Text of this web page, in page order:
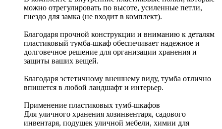
можно отрегулировать по высоте, усиленные петли,
гнездо для замка (не входит в комплект).
Благодаря прочной конструкции и вниманию к деталям
пластиковый тумба-шкаф обеспечивает надежное и
долговечное решение для организации хранения и
защиты ваших вещей.
Благодаря эстетичному внешнему виду, тумба отлично
впишется в любой ландшафт и интерьер.
Применение пластиковых тумб-шкафов
Для уличного хранения хозинвентаря, садового
инвентаря, подушек уличной мебели, химии для